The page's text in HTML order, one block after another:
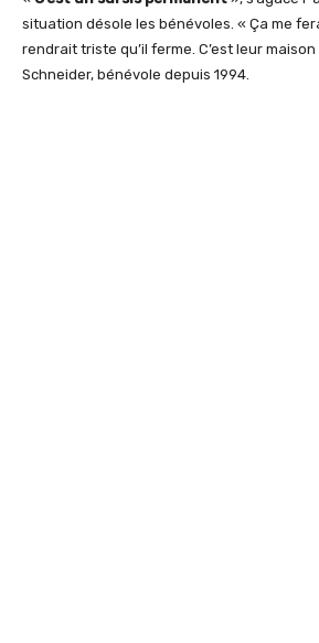
situation désole les bénévoles. « Ça me
rendrait triste qu’il ferme. C’est leur
Schneider, bénévole depuis 1994.